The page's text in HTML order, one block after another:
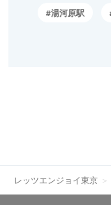
湯河原駅
レッツエンジョイ東京